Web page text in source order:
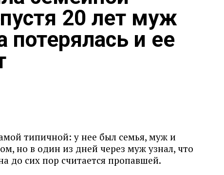
20 лет муж
потерялась и ее
типичной: у нее был семья, муж и
но в один из дней через муж узнал, что
до сих пор считается пропавшей.